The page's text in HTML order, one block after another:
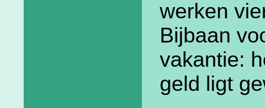
werken
Bijbaan
vakantie:
geld ligt